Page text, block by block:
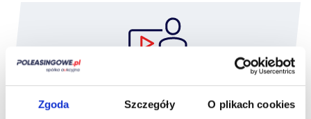
Zgoda Szczegóły O plikach cookies
wygodnie z domu